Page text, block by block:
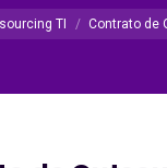
TI Contrato de